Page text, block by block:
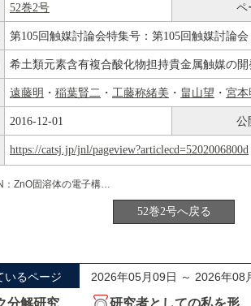
52巻2号 ペ
第105回触媒討論会特集号：第105回触媒討論会
希土類元素含有複合酸化物担持貴金属触媒の
遠藤明 ・ 稲葉賢二 ・ 工藤称緒美 ・ 畠山望 ・ 宮本
2016-12-01 公
https://catsj.jp/jnl/pageview?articlecd=5202006800d
DFT計算によるGaN：ZnO固溶体の電子構造計算
52巻2号へ戻る
いるページ 2026年05月09日 ～ 2026年08
分解研究
研究者としての私を形